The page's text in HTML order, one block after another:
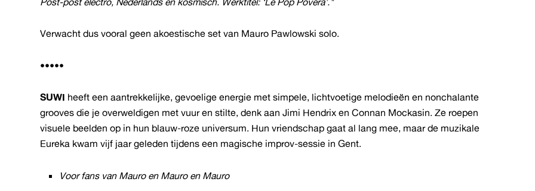
Verwacht dus vooral geen akoestische set van Mauro Pawlowski solo.
•••••
SUWI heeft een aantrekkelijke, gevoelige energie met simpele, lichtvoetige melodieën en nonchalante
grooves die je overweldigen met vuur en stilte, denk aan Jimi Hendrix en Connan Mockasin. Ze roepen
visuele beelden op in hun blauw-roze universum. Hun vriendschap gaat al lang mee, maar de muzikale
Eureka kwam vijf jaar geleden tijdens een magische improv-sessie in Gent.
Voor fans van Mauro en Mauro en Mauro